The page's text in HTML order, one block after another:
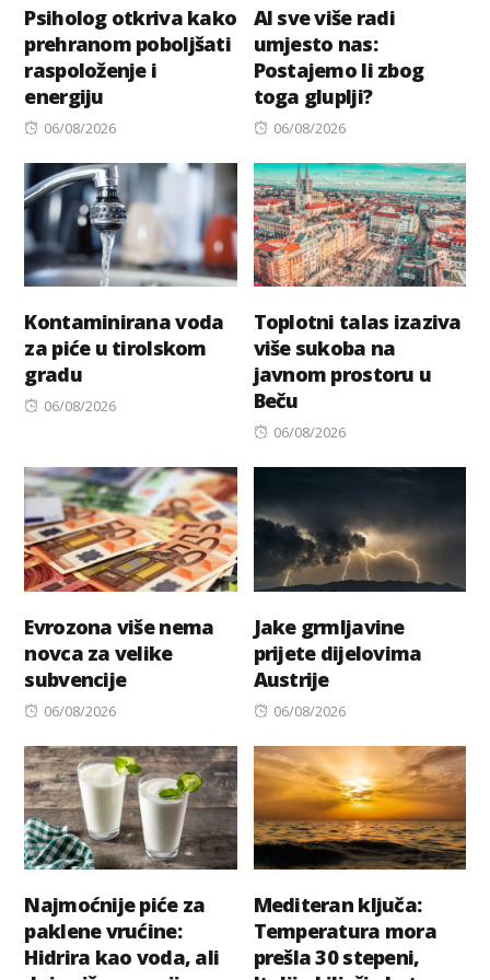
Psiholog otkriva kako
prehranom poboljšati
raspoloženje i
energiju
Posted
06/08/2026
AI sve više radi
umjesto nas:
Postajemo li zbog
toga gluplji?
Posted
06/08/2026
Kontaminirana voda
za piće u tirolskom
gradu
Posted
06/08/2026
Toplotni talas izaziva
više sukoba na
javnom prostoru u
Beču
Posted
06/08/2026
Evrozona više nema
novca za velike
subvencije
Posted
06/08/2026
Jake grmljavine
prijete dijelovima
Austrije
Posted
06/08/2026
Najmoćnije piće za
paklene vrućine:
Hidrira kao voda, ali
Mediteran ključa:
Temperatura mora
prešla 30 stepeni,